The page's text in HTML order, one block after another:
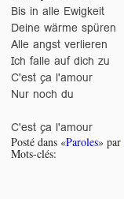
Bis in alle Ewigkeit
Deine wärme spüren
Alle angst verlieren
Ich falle auf dich zu
C'est ça l'amour
Nur noch du
C'est ça l'amour
Posté dans «Paroles» par
Mots-clés: